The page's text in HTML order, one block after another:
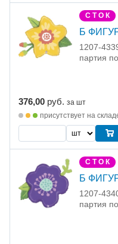
С Т О К
Б
1207-
партия
376,00 руб. за шт
присутствует на
С Т О К
Б
1207-
партия